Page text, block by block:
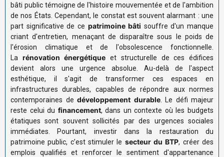
bâti public témoigne de l'histoire mouvementée et de l'ambition
de nos États. Cependant, le constat est souvent alarmant : une
part significative de ce patrimoine bâti souffre d'un manque
criant d'entretien, menaçant de disparaître sous le poids de
l'érosion climatique et de l'obsolescence fonctionnelle.
La rénovation énergétique et structurelle de ces édifices
devient alors une urgence absolue. Au-delà de l'aspect
esthétique, il s'agit de transformer ces espaces en
infrastructures durables, capables de répondre aux normes
contemporaines de développement durable. Le défi majeur
reste celui du financement, dans un contexte où les budgets
étatiques sont souvent sollicités par des urgences sociales
immédiates. Pourtant, investir dans la restauration du
patrimoine public, c’est stimuler le secteur du BTP, créer des
emplois qualifiés et renforcer le sentiment d'appartenance